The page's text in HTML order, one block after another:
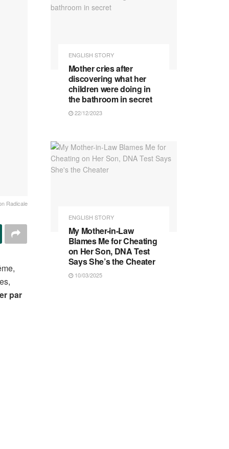
Radicale
par
ENGLISH STORY
Mother cries after
discovering what her
children were doing in
the bathroom in secret
22/12/2023
ENGLISH STORY
My Mother-in-Law
Blames Me for Cheating
on Her Son, DNA Test
Says She’s the Cheater
10/03/2025